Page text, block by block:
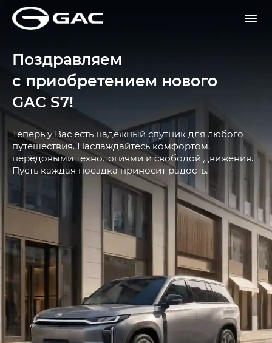
Поздравляем
с приобретением нового
GAC S7!
Теперь у Вас есть надёжный спутник для любого
путешествия. Наслаждайтесь комфортом,
передовыми технологиями и свободой движения.
Пусть каждая поездка приносит радость.